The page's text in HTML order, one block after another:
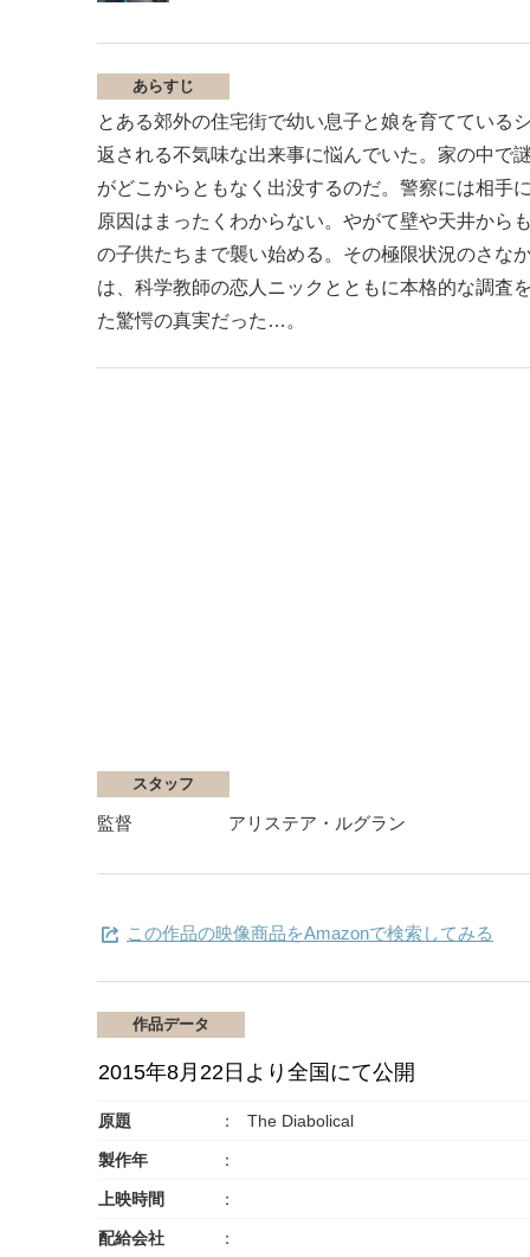
あらすじ
とある郊外の住宅街で幼い息子と娘を育てている
返される不気味な出来事に悩んでいた。家の中で
がどこからともなく出没するのだ。警察には相手
原因はまったくわからない。やがて壁や天井から
の子供たちまで襲い始める。その極限状況のさな
は、科学教師の恋人ニックとともに本格的な調査
た驚愕の真実だった…。
スタッフ
監督 アリステア・ルグラン
この作品の映像商品をAmazonで検索してみる
作品データ
2015年8月22日より全国にて公開
原題 The Diabolical
製作年
上映時間
配給会社